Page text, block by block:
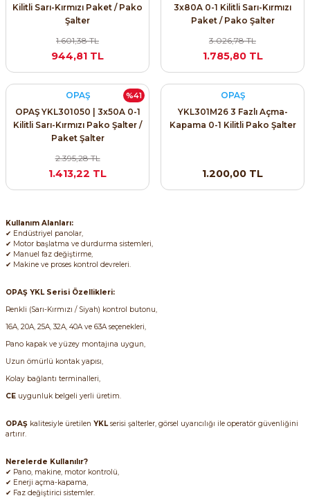
Kilitli Sarı-Kırmızı Paket / Pako
Şalter
1.601,38 TL
944,81 TL
3x80A 0-1 Kilitli Sarı-Kırmızı
Paket / Pako Şalter
3.026,78 TL
1.785,80 TL
%41
OPAŞ
OPAŞ YKL301050 | 3x50A 0-1
Kilitli Sarı-Kırmızı Pako Şalter /
Paket Şalter
2.395,28 TL
1.413,22 TL
OPAŞ
YKL301M26 3 Fazlı Açma-
Kapama 0-1 Kilitli Pako Şalter
1.200,00 TL
Kullanım Alanları:
✔ Endüstriyel panolar,
✔ Motor başlatma ve durdurma sistemleri,
✔ Manuel faz değiştirme,
✔ Makine ve proses kontrol devreleri.
OPAŞ YKL Serisi Özellikleri:
Renkli (Sarı-Kırmızı / Siyah) kontrol butonu,
16A, 20A, 25A, 32A, 40A ve 63A seçenekleri,
Pano kapak ve yüzey montajına uygun,
Uzun ömürlü kontak yapısı,
Kolay bağlantı terminalleri,
CE uygunluk belgeli yerli üretim.
OPAŞ kalitesiyle üretilen YKLserisi şalterler, görsel uyarıcılığı ile operatör güvenliğini
artırır.
Nerelerde Kullanılır?
✔ Pano, makine, motor kontrolü,
✔ Enerji açma-kapama,
✔ Faz değiştirici sistemler.